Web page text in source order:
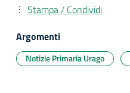
Stampa / Condividi
Argomenti
Notizie Primaria Urago